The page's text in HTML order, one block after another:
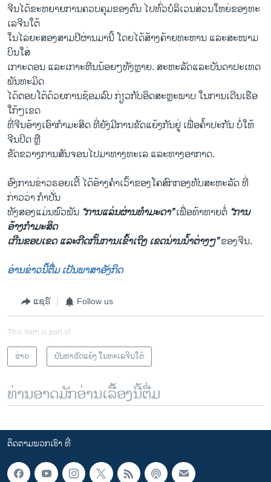
ຈີນ​ໄດ້​ຂະ​ຫຍາຍ​ການ​ຄວບ​ຄຸມ​ຂອງ​ຕົນ ໄປ​ທົ່ວ​ບໍ​ລິ​ເວນ​ສ່ວນ​ໃຫຍ່​ຂອງ​ທະ​
ເລ​ຈີນ​ໃຕ້
ໃນ​ໄລ​ຍະ​ສອງ​ສາມ​ປີ​ຜ່ານ​ມານີ້ ໂດຍ​ໄດ້​ສ້າ​ງ​ຄ້າຍ​ທະ​ຫານ ແລະ​ສ​ະ​ໜາມ
ບິນ​ໃສ່​
ເກາະ​ດອນ ແລະ​ເກາະ​ຫີນ​ນ້ອຍໆ​ທັງ​ຫຼາຍ. ສະ​ຫະ​ລັດ​ແລະ​ບັນ​ດາ​ປະ​ເທດ​
ພັນ​ທະ​ມິດ
ໄດ້​ຕອບ​ໂຕ້​ດ້ວຍ​ການ​ຊ້ອມ​ລົບ ​ກ່ຽວ​ກັບ​ອິດ​ສະ​ຫຼະ​ພາບ ​ໃນ​ການ​ເດີນເຮືອ
ໃກ້ໆ​ເຂດ
​ທີ່​ຈີນ​ອ້າງ​ເອົາ​ກຳ​ມະ​ສິດ ທີ່​ຍັງ​ມີ​ການ​ຂັດ​ແຍ້ງ​ກັນ​ຢູ່ ເພື່ອ​ຄ້ຳ​ປະກັນ ​ບໍ່​ໃຫ້​
ຈີນ​ປິດ​ ຫຼື
​ຂັດ​ຂວາງ​ການ​ສັນ​ຈອນ​ໄປ​ມາ​ທາງ​ທະ​ເລ ແລະ​ທາງ​ອາ​ກາດ.
ອົງ​ການ​ຂ່າວ​ຣອຍ​ເຕີ້ ໄດ້​ອ້າງ​ຄຳ​ເວົ້າ​ຂອງ​ໂຄ​ສົກ​ກອງ​ທັບ​ສ​ະ​ຫະ​ລັດ ທີ່​
ກ່າວ​ວ່າ ກຳ​ປັ່ນ​
ທັງ​ສອງ​ແມ່ນ​ພົວ​ພັນ “ການ​ແລ່ນ​ຜ່ານ​ທຳ​ມະ​ດາ”ເພື່ອ​ທ້າ​ທາຍ​ຕໍ່ “ການ
ອ້າງ​ກຳ​ມະ​ສິດ
​ເກີນ​ຂອບ​ເຂດ ແລະ​ກີດກັ້ນ​ການ​ເຂົ້າ​ເຖິງ​ ເຂດ​ນ່ານ​ນ້ຳ​ຕ່າງໆ”ຂອງ​ຈີນ.
ອ່ານຂ່າວນີ້ຕື່ມ ເປັນພາສາອັງກິດ
ແຊຣ໌ Follow us
This item is part of
ຂ່າວ
ບັນຫາຂັດແຍ້ງ ໃນທະເລຈີນໃຕ້
ທ່ານອາດມັກອ່ານເລື້ອງນີ້ຕື່ມ
ຕິດຕາມພວກເຮົາ ທີ່